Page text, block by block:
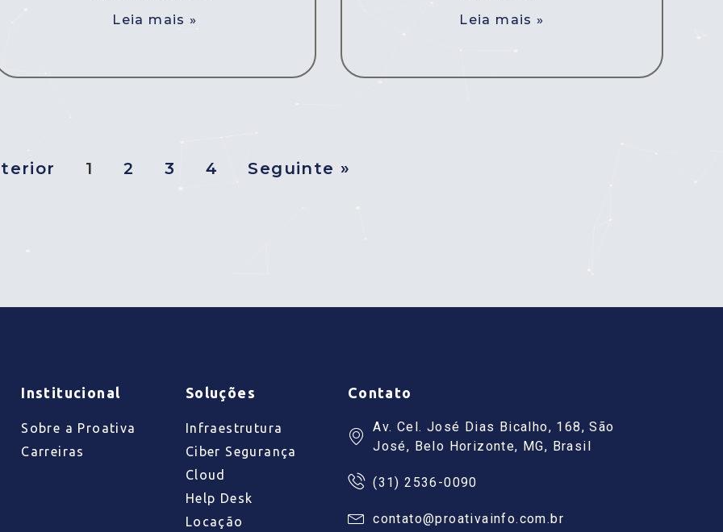
Leia mais » Leia mais »
1 2 3 4 Seguinte »
Institucional
Sobre a Proativa
Carreiras
Soluções
Infraestrutura
Ciber Segurança
Cloud
Help Desk
Locação
Contato
Av. Cel. José Dias Bicalho, 168, São
José, Belo Horizonte, MG, Brasil
(31) 2536-0090
contato@proativainfo.com.br